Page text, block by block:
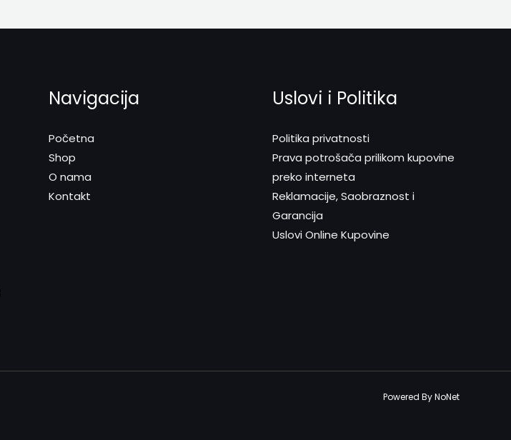
Navigacija
Početna
Shop
O nama
Kontakt
Uslovi i Politika
Politika privatnosti
Prava potrošača prilikom kupovine
preko interneta
Reklamacije, Saobraznost i
Garancija
Uslovi Online Kupovine
Powered By NoNet